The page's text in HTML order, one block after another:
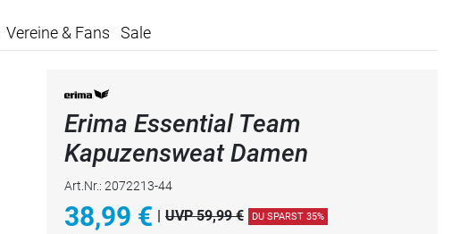
Vereine & Fans Sale
Erima Essential Team
Kapuzensweat Damen
Art.Nr.: 2072213-44
38,99 € UVP 59,99 € DU SPARST 35%